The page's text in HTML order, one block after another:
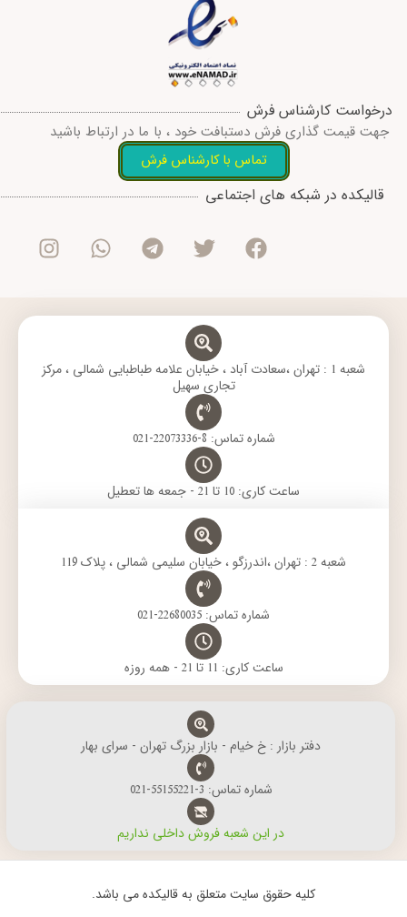
درخواست کارشناس فرش
جهت قیمت گذاری فرش دستبافت خود ، با ما در ارتباط باشید
تماس با کارشناس فرش
قالیکده در شبکه های اجتماعی
F
c
e
o
T
i
t
e
r
T
l
e
r
W
a
t
a
I
s
t
g
m
شعبه 1 : تهران ،سعادت آباد ، خیابان علامه طباطبایی شمالی ، مرکز
تجاری سهیل
شماره تماس: 8-22073336-021
ساعت کاری: 10 تا 21 - جمعه ها تعطیل
شعبه 2 : تهران ،اندرزگو ، خیابان سلیمی شمالی ، پلاک 119
شماره تماس: 22680035-021
ساعت کاری: 11 تا 21 - همه روزه
دفتر بازار : خ خیام - بازار بزرگ تهران - سرای بهار
شماره تماس: 3-55155221-021
در این شعبه فروش داخلی نداریم
کلیه حقوق سایت متعلق به قالیکده می باشد.